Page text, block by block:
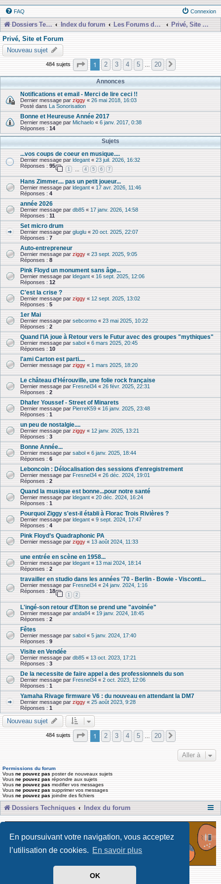
En poursuivant votre navigation, vous acceptez
l’utilisation de cookies. En savoir plus
OK
FAQ Connexion
Dossiers Techniques Index du forum Les Forums de Discussions
Privé, Site et Forum
Privé, Site et Forum
Nouveau sujet
484 sujets Page 1sur20
1 2 3 4 5 20
Annonces
Notifications et email - Merci de lire ceci !!
Dernier message par ziggy « 26 mai 2018, 16:03
Posté dans La Sonorisation
Bonne et Heureuse Année 2017
Dernier message par Michaelo « 6 janv. 2017, 0:38
Réponses : 14
Sujets
...vos coups de coeur en musique....
Dernier message par ldegant « 23 juil. 2026, 16:32
Réponses : 95
1 4 5 6 7
Hans Zimmer.... pas un petit joueur...
Dernier message par ldegant « 17 avr. 2026, 11:46
Réponses : 4
année 2026
Dernier message par db85 « 17 janv. 2026, 14:58
Réponses : 11
Set micro drum
Dernier message par gluglu « 20 oct. 2025, 22:07
Réponses : 7
Auto-entrepreneur
Dernier message par ziggy « 23 sept. 2025, 9:05
Réponses : 8
Pink Floyd un monument sans âge...
Dernier message par ldegant « 16 sept. 2025, 12:06
Réponses : 12
C'est la crise ?
Dernier message par ziggy « 12 sept. 2025, 13:02
Réponses : 5
1er Mai
Dernier message par sebcormo « 23 mai 2025, 10:22
Réponses : 2
Quand l'IA joue à Retour vers le Futur avec des groupes "mythiques"
Dernier message par sabol « 6 mars 2025, 20:45
Réponses : 10
l'ami Carton est parti....
Dernier message par ziggy « 1 mars 2025, 18:20
Le château d'Hérouville, une folie rock française
Dernier message par Fresnel34 « 26 févr. 2025, 22:31
Réponses : 2
Dhafer Youssef - Street of Minarets
Dernier message par PierreK59 « 16 janv. 2025, 23:48
Réponses : 1
un peu de nostalgie....
Dernier message par ziggy « 12 janv. 2025, 13:21
Réponses : 3
Bonne Année...
Dernier message par sabol « 6 janv. 2025, 18:44
Réponses : 6
Leboncoin : Délocalisation des sessions d'enregistrement
Dernier message par Fresnel34 « 26 déc. 2024, 19:01
Réponses : 2
Quand la musique est bonne...pour notre santé
Dernier message par ldegant « 20 déc. 2024, 16:24
Réponses : 1
Pourquoi Ziggy s'est-il établi à Florac Trois Rivières ?
Dernier message par ldegant « 9 sept. 2024, 17:47
Réponses : 4
Pink Floyd’s Quadraphonic PA
Dernier message par ziggy « 13 août 2024, 11:33
une entrée en scène en 1958...
Dernier message par ldegant « 13 mai 2024, 18:14
Réponses : 2
travailler en studio dans les années '70 - Berlin - Bowie - Visconti...
Dernier message par Fresnel34 « 24 janv. 2024, 1:16
Réponses : 18
1 2
L'ingé-son retour d'Elton se prend une "avoinée"
Dernier message par anda84 « 19 janv. 2024, 18:45
Réponses : 2
Fêtes
Dernier message par sabol « 5 janv. 2024, 17:40
Réponses : 9
Visite en Vendée
Dernier message par db85 « 13 oct. 2023, 17:21
Réponses : 3
De la necessite de faire appel a des professionnels du son
Dernier message par Fresnel34 « 2 oct. 2023, 12:06
Réponses : 1
Yamaha Rivage firmware V6 : du nouveau en attendant la DM7
Dernier message par ziggy « 25 août 2023, 9:28
Réponses : 1
Nouveau sujet
484 sujets Page 1sur20
1 2 3 4 5 20
Aller à
Permissions du forum
Vous ne pouvez pas poster de nouveaux sujets
Vous ne pouvez pas répondre aux sujets
Vous ne pouvez pas modifier vos messages
Vous ne pouvez pas supprimer vos messages
Vous ne pouvez pas joindre des fichiers
Dossiers Techniques Index du forum
Développé par Forum Software © phpBB Limited